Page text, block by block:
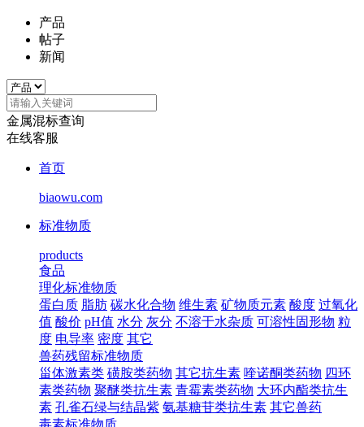
产品
帖子
新闻
金属混标查询
在线客服
首页
biaowu.com
标准物质
products
食品
理化标准物质
蛋白质 脂肪 碳水化合物 维生素 矿物质元素 酸度 过氧化
值 酸价 pH值 水分 灰分 不溶于水杂质 可溶性固形物 粒
度 电导率 密度 其它
兽药残留标准物质
甾体激素类 磺胺类药物 其它抗生素 喹诺酮类药物 四环
素类药物 聚醚类抗生素 青霉素类药物 大环内酯类抗生
素 孔雀石绿与结晶紫 氨基糖苷类抗生素 其它兽药
毒素标准物质